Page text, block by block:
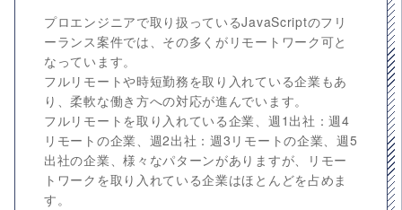
プロエンジニアで取り扱っているJavaScriptのフリ
ーランス案件では、その多くがリモートワーク可と
なっています。
フルリモートや時短勤務を取り入れている企業もあ
り、柔軟な働き方への対応が進んでいます。
フルリモートを取り入れている企業、週1出社：週4
リモートの企業、週2出社：週3リモートの企業、週5
出社の企業、様々なパターンがありますが、リモー
トワークを取り入れている企業はほとんどを占めま
す。